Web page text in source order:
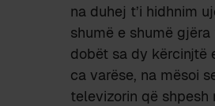
na duhej t’i hidhnim
shumë e shumë
dobët sa dy kërcinjtë
ca varëse, na mësoi
televizorin që